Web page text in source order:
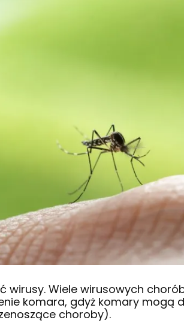
wirusy. Wiele wirusowych
komara, gdyż komary mogą
choroby).